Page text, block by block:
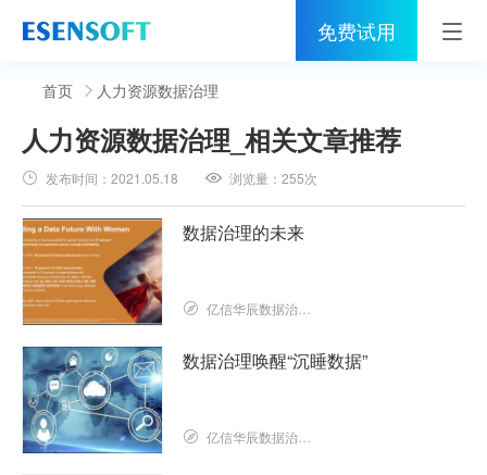
免费试用
首页
睿治
解决方案
伙伴
服务
社区
关于亿信
400-0011-866
首页 人力资源数据治理
人力资源数据治理 _相关文章推荐
发布时间：2021.05.18 浏览量：255次
数据治理的未来
亿信华辰数据治理研究院
数据治理唤醒“沉睡数据”
亿信华辰数据治理研究院